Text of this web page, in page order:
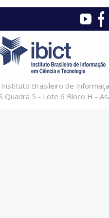
Instituto Brasileiro de
Quadra 5 - Lote 6 Bloco H -